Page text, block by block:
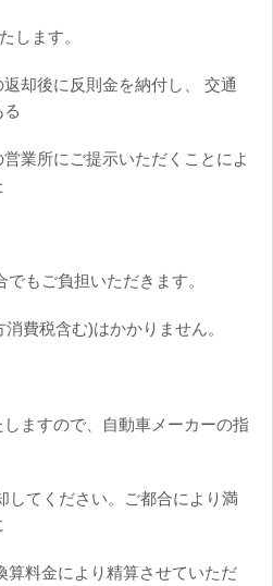
します。
却後に反則金を納付し、 交通
業所にご提示いただくことによ
もご負担いただきます。
費税含む)はかかりません。
ますので、自動車メーカーの指
してください。ご都合により満
算料金により精算させていただ